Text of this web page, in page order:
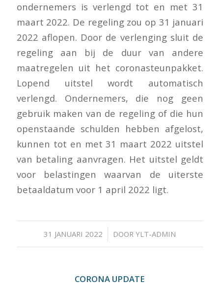
ondernemers is verlengd tot en met 31
maart 2022. De regeling zou op 31 januari
2022 aflopen. Door de verlenging sluit de
regeling aan bij de duur van andere
maatregelen uit het coronasteunpakket.
Lopend uitstel wordt automatisch
verlengd. Ondernemers, die nog geen
gebruik maken van de regeling of die hun
openstaande schulden hebben afgelost,
kunnen tot en met 31 maart 2022 uitstel
van betaling aanvragen. Het uitstel geldt
voor belastingen waarvan de uiterste
betaaldatum voor 1 april 2022 ligt.
31 JANUARI 2022
/ DOORYLT-ADMIN
CORONA UPDATE